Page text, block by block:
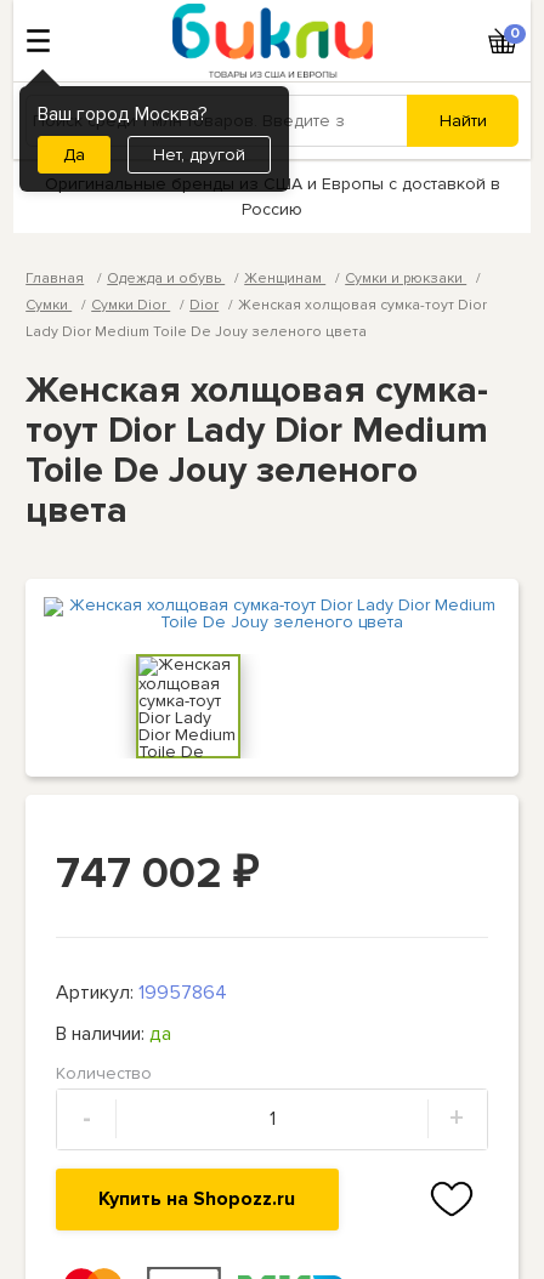
Ваш город Москва?
Нет, другой
0
Оригинальные бренды из США и Европы с доставкой в
Россию
Главная Одежда и обувь Женщинам
Сумки и рюкзаки
Сумки
Сумки Dior Dior
Женская холщовая сумка-тоут Dior
Lady Dior Medium Toile De Jouy зеленого цвета
Женская холщовая сумка-
тоут Dior Lady Dior Medium
Toile De Jouy зеленого
цвета
747 002₽
Артикул:19957864
В наличии:да
Количество
- +
Купить на Shopozz.ru